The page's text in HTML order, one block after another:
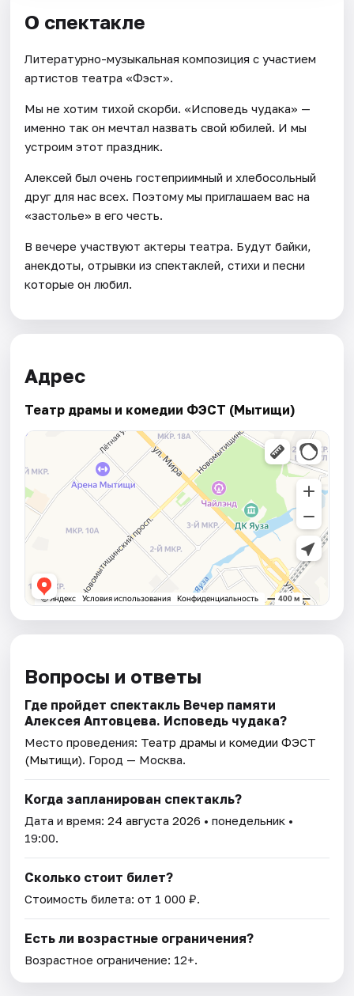
О спектакле
Литературно-музыкальная композиция с участием
артистов театра «Фэст».
Мы не хотим тихой скорби. «Исповедь чудака» —
именно так он мечтал назвать свой юбилей. И мы
устроим этот праздник.
Алексей был очень гостеприимный и хлебосольный
друг для нас всех. Поэтому мы приглашаем вас на
«застолье» в его честь.
В вечере участвуют актеры театра. Будут байки,
анекдоты, отрывки из спектаклей, стихи и песни
которые он любил.
Адрес
Театр драмы и комедии ФЭСТ (Мытищи)
Вопросы и ответы
Где пройдет спектакль Вечер памяти
Алексея Аптовцева. Исповедь чудака?
Место проведения: Театр драмы и комедии ФЭСТ
(Мытищи). Город — Москва.
Когда запланирован спектакль?
Дата и время:24 августа 2026 • понедельник •
19:00.
Сколько стоит билет?
Стоимость билета: от 1 000 ₽.
Есть ли возрастные ограничения?
Возрастное ограничение: 12+.